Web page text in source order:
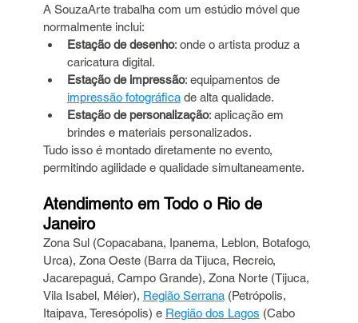
A SouzaArte trabalha com um estúdio móvel que
normalmente inclui:
Estação de desenho: onde o artista produz a
caricatura digital.
Estação de impressão: equipamentos de
impressão fotográfica de alta qualidade.
Estação de personalização: aplicação em
brindes e materiais personalizados.
Tudo isso é montado diretamente no evento,
permitindo agilidade e qualidade simultaneamente.
Atendimento em Todo o Rio de
Janeiro
Zona Sul (Copacabana, Ipanema, Leblon, Botafogo,
Urca), Zona Oeste (Barra da Tijuca, Recreio,
Jacarepaguá, Campo Grande), Zona Norte (Tijuca,
Vila Isabel, Méier), Região Serrana (Petrópolis,
Itaipava, Teresópolis) e Região dos Lagos (Cabo